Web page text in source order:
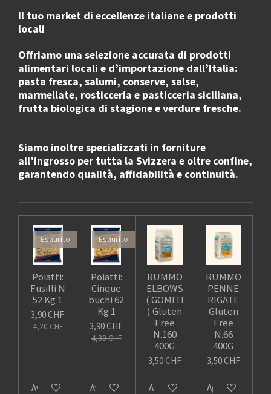
Il tuo market di eccellenze italiane e prodotti
locali
Offriamo una selezione accurata di prodotti
alimentari locali e d’importazione dall’Italia:
pasta fresca, salumi, conserve, salse,
marmellate, rosticceria e pasticceria siciliana,
frutta biologica di stagione e verdure fresche.
Siamo inoltre specializzati in forniture
all’ingrosso per tutta la Svizzera e oltre confine,
garantendo qualità, affidabilità e continuità.
Esaurito
Poiatti:
Fusilli N
52 Kg 1
3,90 CHF
4,20 CHF
Avvisami quando disponibile
Esaurito
Poiatti:
Cinque
buchi 62
Kg 1
3,90 CHF
4,30 CHF
Avvisami quando disponibile
RUMMO
ELBOWS
( GOMITI
) Gluten
Free
N.160
400G
3,50 CHF
Aggiungi al carrello
RUMMO
PENNE
RIGATE
Gluten
Free
N.66
400G
3,50 CHF
Aggiungi al